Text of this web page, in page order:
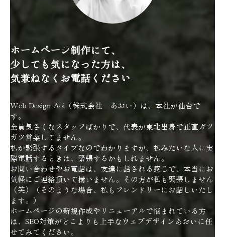
ホームページ制作にて、
少しでも気になった方は、
気兼ねなくお電話ください
Web Design Aoi（株式会社 あおい）は、本社が仙台で
す。
全員気さくなスタッフばかりで、代表が東北出身で正直ガツ
ガツ営業してません。
私が緊張するタイプなのでわかりますが、私みたいな人に実
際電話するときは、緊張するかもしれません。
お問い合わせやお電話は、友達に話される感じで、本当にお
気軽にご連絡頂いて構いません。その方が私も緊張しません
（笑）（そのような場合、私もフレンドリーにお話しいたし
ます。）
ホームページの新規作成やリニューアルで悩まれている方
は、SEO対策がどこよりも上手なウェブデザインあおいに任
せてみてください。